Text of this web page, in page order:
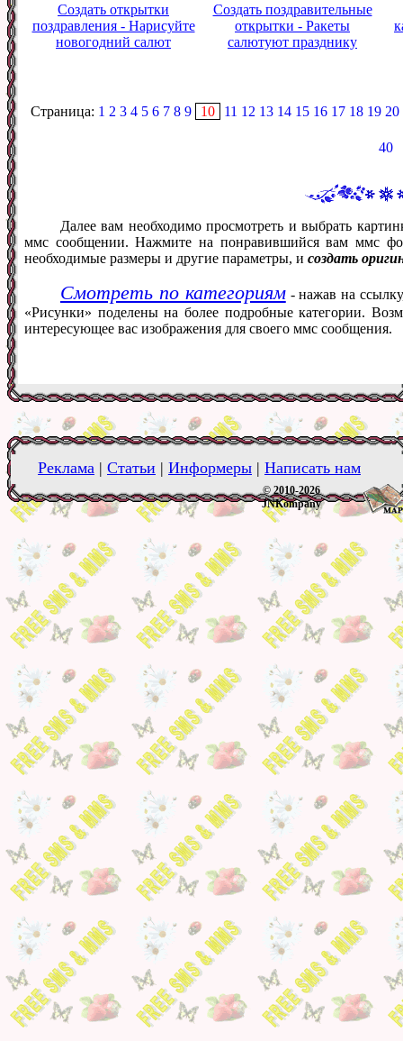
Создать открытки
поздравления - Нарисуйте
новогодний салют
Создать поздравительные
открытки - Ракеты
салютуют празднику
Страница: 1 2 3 4 5 6 7 8 9 10 11 12 13 14 15 16 17 18 19 20
40
Далее вам необходимо просмотреть и выбрать
ммс сообщении. Нажмите на понравившийся вам ммс
необходимые размеры и другие параметры, и создать
Смотреть по категориям- нажав на
«Рисунки» поделены на более подробные категории.
интересующее вас изображения для своего ммс сообщения.
Реклама | Статьи | Информеры | Написать нам
© 2010-2026
JNKompany